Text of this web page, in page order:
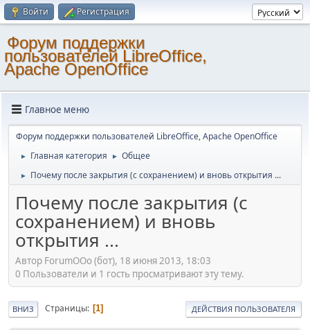
Войти Регистрация
Форум поддержки
пользователей LibreOffice,
Apache OpenOffice
Главное меню
Форум поддержки пользователей LibreOffice, Apache OpenOffice
► Главная категория ► Общее
► Почему после закрытия (с сохранением) и вновь открытия ...
Почему после закрытия (с
сохранением) и вновь
открытия ...
Автор ForumOOo (бот), 18 июня 2013, 18:03
0 Пользователи и 1 гость просматривают эту тему.
ВНИЗ Страницы 1 ДЕЙСТВИЯ ПОЛЬЗОВАТЕЛЯ